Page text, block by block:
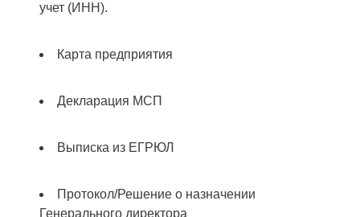
учет (ИНН).
Карта предприятия
Декларация МСП
Выписка из ЕГРЮЛ
Протокол/Решение о назначении
Генерального директора